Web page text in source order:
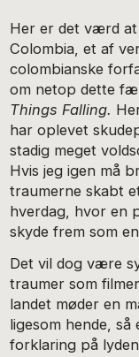
Her er det værd
Colombia, et af
colombianske
om netop dette
Things Falling.
har oplevet
stadig meget
Hvis jeg igen må
traumerne skabt
hverdag, hvor en
skyde frem som
Det vil dog være
traumer som
landet møder en
ligesom hende,
forklaring på